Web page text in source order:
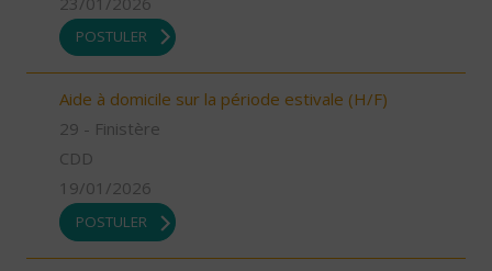
POSTULER
Aide à domicile sur la période estivale (H/F)
29 - Finistère
CDD
19/01/2026
POSTULER